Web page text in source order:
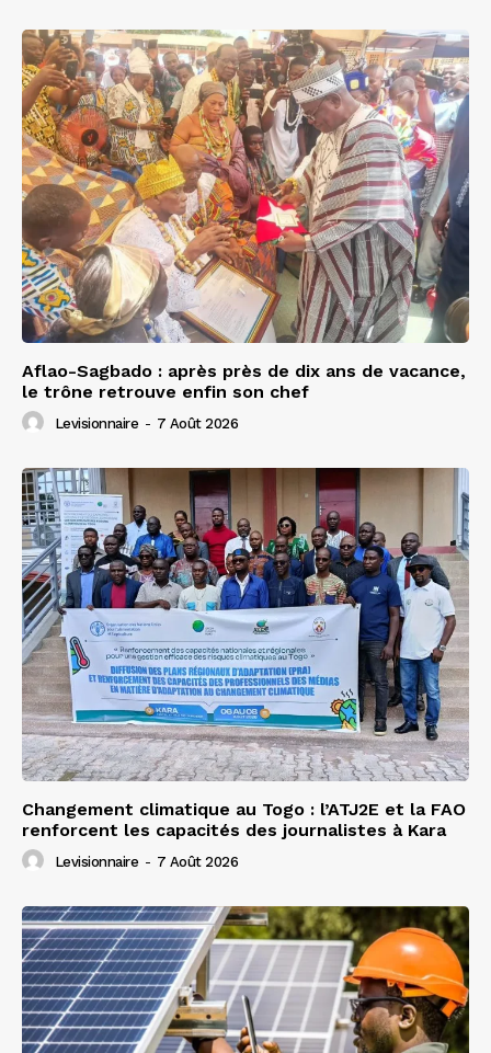
Aflao-Sagbado : après près de dix ans de vacance,
le trône retrouve enfin son chef
Levisionnaire - 7 Août 2026
Changement climatique au Togo : l’ATJ2E et la FAO
renforcent les capacités des journalistes à Kara
Levisionnaire - 7 Août 2026